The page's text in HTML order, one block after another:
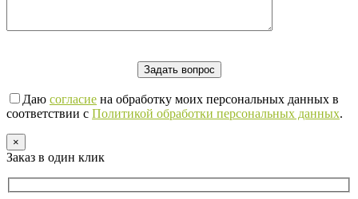
Даю согласие на обработку моих персональных данных в
соответствии с Политикой обработки персональных данных.
×
Заказ в один клик